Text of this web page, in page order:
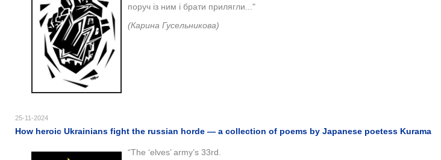
поруч із ним і брати прилягли..."
(Карина Гусельникова)
25-11-2024
How heroic Ukrainians fight the russian horde — a collection of poems by Japanese poetess Kurama
“The ‘elves’ army’s 33rd.